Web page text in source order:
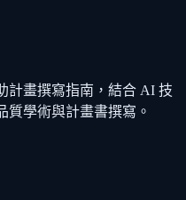
計畫撰寫指南，結合 AI 技
質學術與計畫書撰寫。